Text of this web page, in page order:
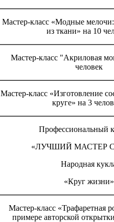
Мастер-класс «Модные
из ткани» на 10
Мастер-класс "Акриловая
человек
Мастер-класс «Изготовление
круге» на 3
Профессиональный
«ЛУЧШИЙ МАСТЕР
Народная
«Круг жизни»
Мастер-класс «Трафаретная
примере авторской